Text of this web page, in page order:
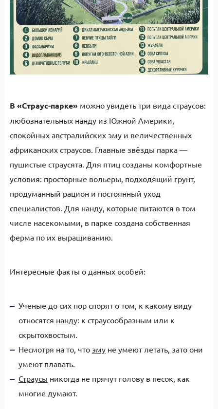
В «Страус-парке» можно увидеть три вида страусов:
любознательных нанду из Южной Америки,
спокойных австралийских эму и величественных
африканских страусов. Главные звёзды парка —
пушистые страусята. Для птиц созданы комфортные
условия: просторные вольеры, подходящий грунт,
продуманный рацион и постоянный уход
специалистов. Для нанду, которые питаются в том
числе насекомыми, в парке создана собственная
ферма по их выращиванию.
Интересные факты о данных особей:
Ученые до сих пор спорят о том, к какому виду
относятся нанду: к страусообразным или к
скрытохвостым.
Несмотря на то, что эму не умеют летать, зато они
умеют плавать.
Страусы никогда не прячут голову в песок, как
многие думают.